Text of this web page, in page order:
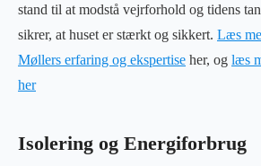
stand til at modstå vejrforhold og tidens
sikrer, at huset er stærkt og sikkert. Læs
Møllers erfaring og ekspertise her, og læs
her
Isolering og Energiforbrug